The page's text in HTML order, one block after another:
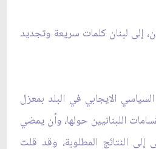
إلى لبنان كلمات سريعة وتجديد
الايجابي في البلد بمعزل
اللبنانيين حولها، وأن يمضي
إلى النتائج المطلوبة، وقد قلت